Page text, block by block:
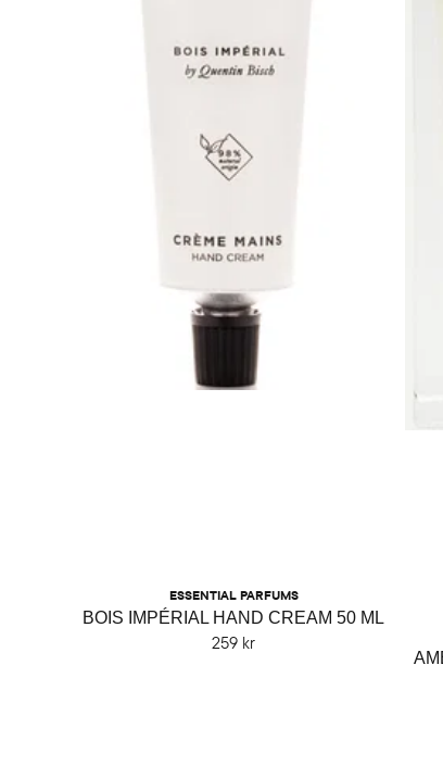
ESSENTIAL PARFUMS
BOIS IMPÉRIAL HAND CREAM 50 ML
259 kr